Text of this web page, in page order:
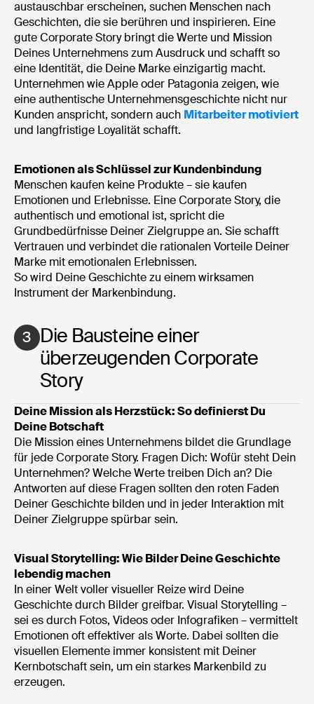
austauschbar erscheinen, suchen Menschen nach
Geschichten, die sie berühren und inspirieren. Eine
gute Corporate Story bringt die Werte und Mission
Deines Unternehmens zum Ausdruck und schafft so
eine Identität, die Deine Marke einzigartig macht.
Unternehmen wie Apple oder Patagonia zeigen, wie
eine authentische Unternehmensgeschichte nicht nur
Kunden anspricht, sondern auch Mitarbeiter motiviert
und langfristige Loyalität schafft.
Emotionen als Schlüssel zur Kundenbindung
Menschen kaufen keine Produkte – sie kaufen
Emotionen und Erlebnisse. Eine Corporate Story, die
authentisch und emotional ist, spricht die
Grundbedürfnisse Deiner Zielgruppe an. Sie schafft
Vertrauen und verbindet die rationalen Vorteile Deiner
Marke mit emotionalen Erlebnissen.
So wird Deine Geschichte zu einem wirksamen
Instrument der Markenbindung.
3 Die Bausteine einer
überzeugenden Corporate
Story
Deine Mission als Herzstück: So definierst Du
Deine Botschaft
Die Mission eines Unternehmens bildet die Grundlage
für jede Corporate Story. Fragen Dich: Wofür steht Dein
Unternehmen? Welche Werte treiben Dich an? Die
Antworten auf diese Fragen sollten den roten Faden
Deiner Geschichte bilden und in jeder Interaktion mit
Deiner Zielgruppe spürbar sein.
Visual Storytelling: Wie Bilder Deine Geschichte
lebendig machen
In einer Welt voller visueller Reize wird Deine
Geschichte durch Bilder greifbar. Visual Storytelling –
sei es durch Fotos, Videos oder Infografiken – vermittelt
Emotionen oft effektiver als Worte. Dabei sollten die
visuellen Elemente immer konsistent mit Deiner
Kernbotschaft sein, um ein starkes Markenbild zu
erzeugen.